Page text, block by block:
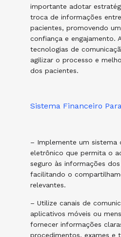
importante adotar
troca de informações
pacientes, promovendo
confiança e engajamento.
tecnologias de
agilizar o processo e
dos pacientes.
Sistema Financeiro
– Implemente um sistema
eletrônico que permita o
seguro às informações
facilitando o
relevantes.
– Utilize canais de
aplicativos móveis ou
fornecer informações
procedimentos, exames e